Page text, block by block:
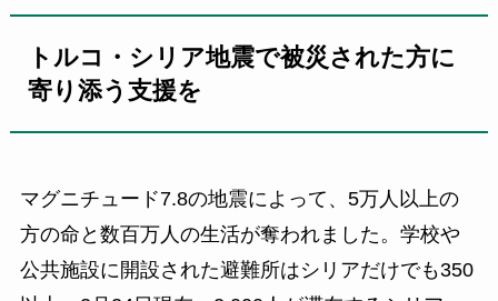
トルコ・シリア地震で被災された方に
寄り添う支援を
マグニチュード7.8の地震によって、5万人以上の
方の命と数百万人の生活が奪われました。学校や
公共施設に開設された避難所はシリアだけでも350